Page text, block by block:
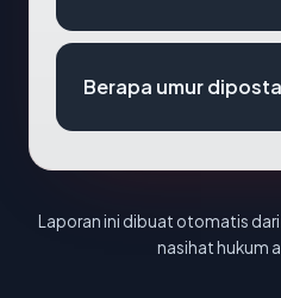
Berapa umur
Laporan ini dibuat otomatis
nasihat hukum